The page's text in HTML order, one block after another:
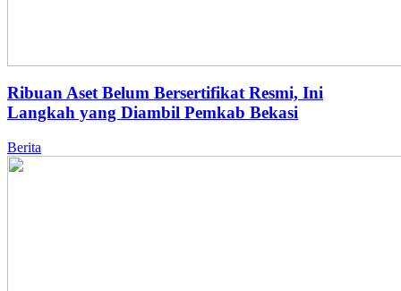
Ribuan Aset Belum Bersertifikat Resmi, Ini
Langkah yang Diambil Pemkab Bekasi
Berita